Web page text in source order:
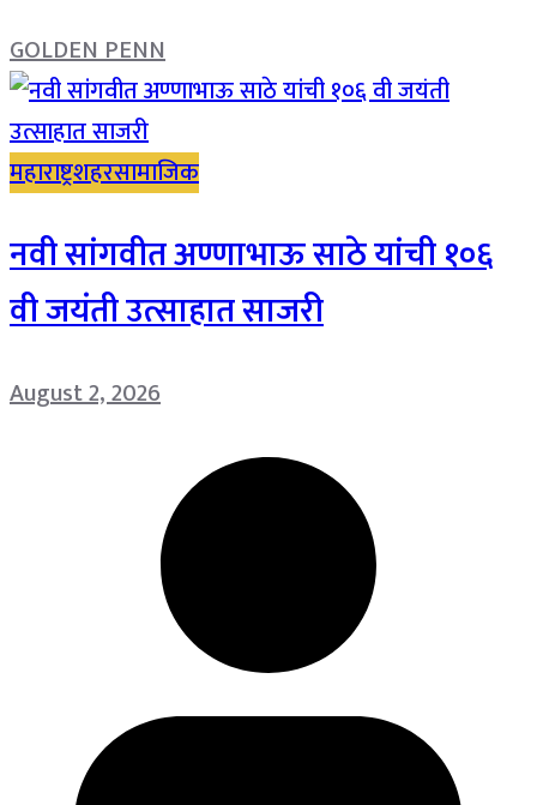
GOLDEN PENN
महाराष्ट्रशहरसामाजिक
नवी सांगवीत अण्णाभाऊ साठे यांची १०६
वी जयंती उत्साहात साजरी
August 2, 2026